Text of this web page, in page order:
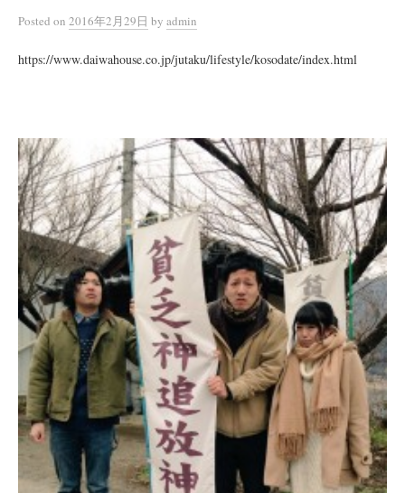
Posted on 2016年2月29日 by admin
https://www.daiwahouse.co.jp/jutaku/lifestyle/kosodate/index.html